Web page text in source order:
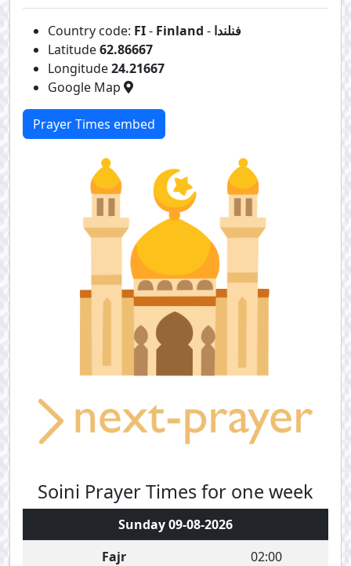
Country code: FI- Finland - فنلندا
Latitude62.86667
Longitude24.21667
Google Map
Prayer Times embed
Soini Prayer Times for one week
Sunday 09-08-2026
Fajr
02:00